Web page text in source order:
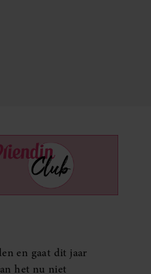
en gaat dit jaar
het nu niet